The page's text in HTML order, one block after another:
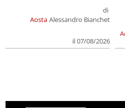
Aosta
di
Alessandro Bianchet
il 07/08/2026